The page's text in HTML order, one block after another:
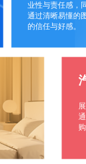
业性与责任感，
通过清晰易懂的
的信任与好感。